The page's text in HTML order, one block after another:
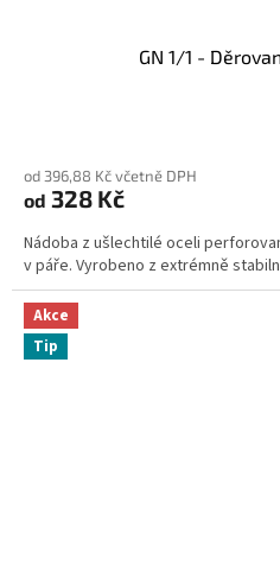
GN 1/1 -
od 396,88 Kč včetně DPH
od 328 Kč
Nádoba z ušlechtilé oceli
v páře. Vyrobeno z extrémně
Akce
Tip